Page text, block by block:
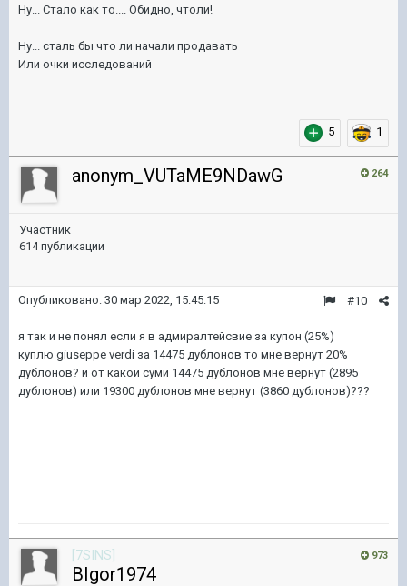
Ну... Стало как то.... Обидно, чтоли!
Ну... сталь бы что ли начали продавать
Или очки исследований
5 1
264
anonym_VUTaME9NDawG
Участник
614 публикации
#10
Опубликовано: 30 мар 2022, 15:45:15
я так и не понял если я в адмиралтейсвие за купон (25%)
куплю giuseppe verdi за 14475 дублонов то мне вернут 20%
дублонов? и от какой суми 14475 дублонов мне вернут (2895
дублонов) или 19300 дублонов мне вернут (3860 дублонов)???
973
[7SINS]
BIgor1974